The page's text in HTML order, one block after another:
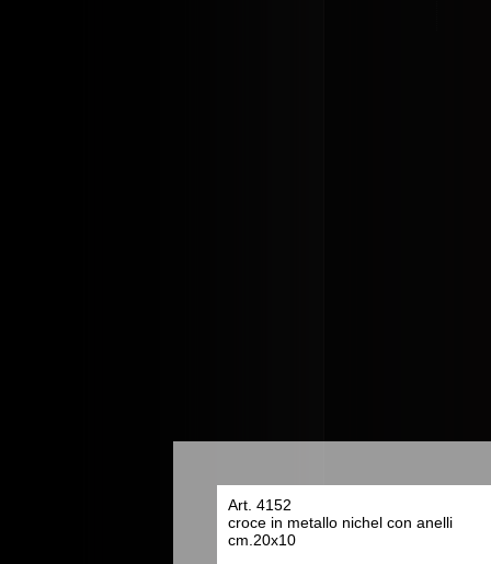
Art. 4152
croce in metallo nichel con anelli
cm.20x10